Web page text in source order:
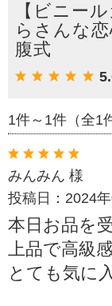
【ビニー
らさんな
腹式
1件～1件（全1
みんみん 様
投稿日：2024
本日お品を
上品で高級
とても気に